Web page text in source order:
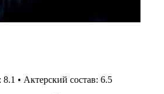
• Актерский состав: 6.5